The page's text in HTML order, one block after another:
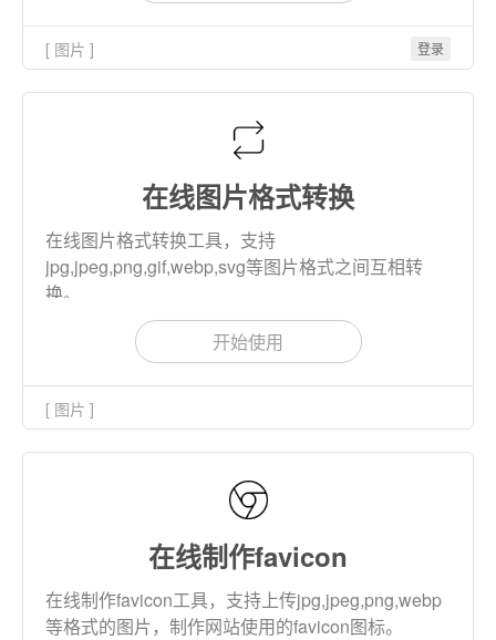
[ 图片 ] 登录
在线图片格式转换
在线图片格式转换工具，支持
jpg,jpeg,png,gif,webp,svg等图片格式之间互相转
换。
开始使用
[ 图片 ]
在线制作favicon
在线制作favicon工具，支持上传jpg,jpeg,png,webp
等格式的图片，制作网站使用的favicon图标。